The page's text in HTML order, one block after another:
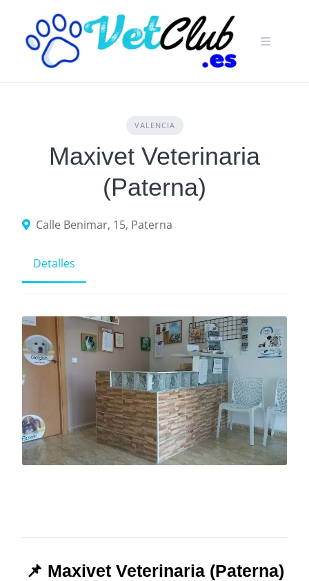
content
VALENCIA
Maxivet Veterinaria
(Paterna)
Calle Benimar, 15, Paterna
Detalles
📌 Maxivet Veterinaria (Paterna)